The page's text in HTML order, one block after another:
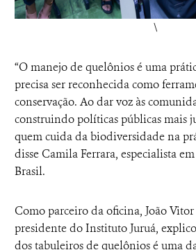
\
“O manejo de quelônios é uma
precisa ser reconhecida como
conservação. Ao dar voz às
construindo políticas públicas mais
quem cuida da biodiversidade na
disse Camila Ferrara, especialista
Brasil.
Como parceiro da oficina, João
presidente do Instituto Juruá,
dos tabuleiros de quelônios é uma